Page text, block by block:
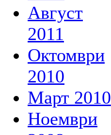
Август
2011
Октомври
2010
Март 2010
Ноември